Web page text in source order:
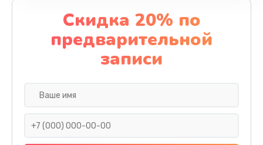
Скидка 20% по
предварительной
записи